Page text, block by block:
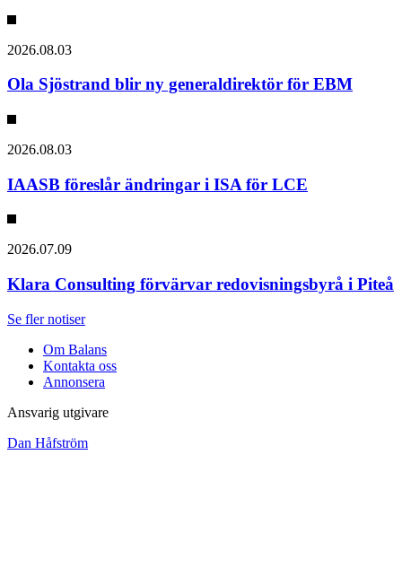
2026.08.03
Ola Sjöstrand blir ny generaldirektör för EBM
2026.08.03
IAASB föreslår ändringar i ISA för LCE
2026.07.09
Klara Consulting förvärvar redovisningsbyrå i Piteå
Se fler notiser
Om Balans
Kontakta oss
Annonsera
Ansvarig utgivare
Dan Håfström